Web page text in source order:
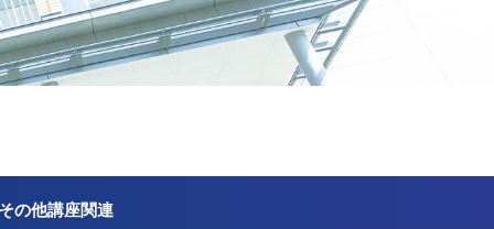
の他講座関連